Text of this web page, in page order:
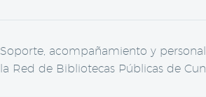
Soporte, acompañamiento y
la Red de Bibliotecas Públicas de